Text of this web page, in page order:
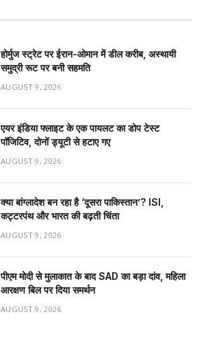
होर्मुज स्ट्रेट पर ईरान-ओमान में डील करीब, अस्थायी
समुद्री रूट पर बनी सहमति
AUGUST 9, 2026
एयर इंडिया फ्लाइट के एक पायलट का डोप टेस्ट
पॉजिटिव, दोनों ड्यूटी से हटाए गए
AUGUST 9, 2026
क्या बांग्लादेश बन रहा है ‘दूसरा पाकिस्तान’? ISI,
कट्टरपंथ और भारत की बढ़ती चिंता
AUGUST 9, 2026
पीएम मोदी से मुलाकात के बाद SAD का बड़ा दांव, महिला
आरक्षण बिल पर दिया समर्थन
AUGUST 9, 2026